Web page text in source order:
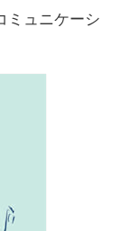
ミュニケーシ